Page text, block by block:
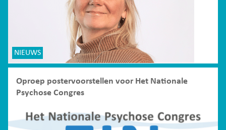
NIEUWS
Oproep postervoorstellen voor Het Nationale
Psychose Congres